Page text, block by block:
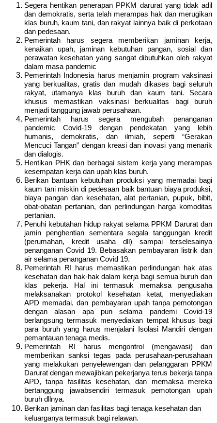
Segera hentikan penerapan PPKM darurat yang tidak adil
dan demokratis, serta telah merampas hak dan merugikan
klas buruh, kaum tani, dan rakyat lainnya baik di perkotaan
dan pedesaan.
Pemerintah harus segera memberikan jaminan kerja,
kenaikan upah, jaminan kebutuhan pangan, sosial dan
perawatan kesehatan yang sangat dibutuhkan oleh rakyat
dalam masa pandemic
Pemerintah Indonesia harus menjamin program vaksinasi
yang berkualitas, gratis dan mudah dikases bagi seluruh
rakyat, utamanya klas buruh dan kaum tani. Secara
khusus memastikan vaksinasi berkualitas bagi buruh
menjadi tanggung jawab perusahaan.
Pemerintah harus segera mengubah penanganan
pandemic Covid-19 dengan pendekatan yang lebih
humanis, demokratis, dan ilmiah, seperti “Gerakan
Mencuci Tangan” dengan kreasi dan inovasi yang menarik
dan dialogis.
Hentikan PHK dan berbagai sistem kerja yang merampas
kesempatan kerja dan upah klas buruh.
Berikan bantuan kebutuhan produksi yang memadai bagi
kaum tani miskin di pedesaan baik bantuan biaya produksi,
biaya pangan dan kesehatan, alat pertanian, pupuk, bibit,
obat-obatan pertanian, dan perlindungan harga komoditas
pertanian.
Penuhi kebutahan hidup rakyat selama PPKM Darurat dan
jamin penghentian sementara segala tanggungan kredit
(perumahan, kredit usaha dll) sampai terselesainya
penanganan Covid 19. Bebasakan pembayaran listrik dan
air selama penanganan Covid 19.
Pemerintah RI
harus memastikan perlindungan hak atas
kesehatan dan hak-hak dalam kerja bagi semua buruh dan
klas pekerja. Hal ini termasuk memaksa pengusaha
melaksanakan protokol kesehatan ketat, menyediakan
APD memadai, dan pembayaran upah tanpa pemotongan
dengan alasan apa pun selama pandemi Covid-19
berlangsung termasuk menyediakan tempat khusus bagi
para buruh yang harus menjalani Isolasi Mandiri dengan
pemantauan tenaga medis.
Pemerintah RI
harus mengontrol (mengawasi) dan
memberikan sanksi tegas pada perusahaan-perusahaan
yang melakukan penyelewengan dan pelanggaran PPKM
Darurat dengan mewajibkan pekerjanya terus bekerja tanpa
APD, tanpa fasilitas kesehatan, dan memaksa mereka
bertanggung jawabsendiritermasuk pemotongan upah
buruh dllnya.
Berikan jaminan dan fasilitas bagi tenaga kesehatan dan
keluarganya termasuk bagi relawan.